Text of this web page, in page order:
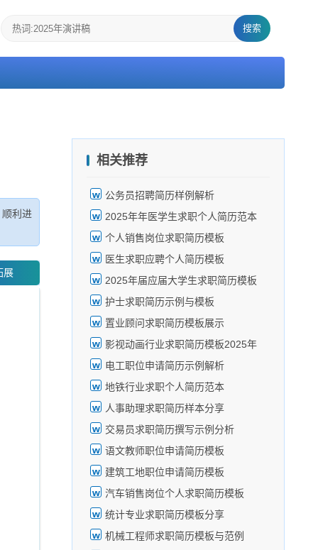
搜索
利进
展
相关推荐
公务员招聘简历样例解析
2025年年医学生求职个人简历范本
个人销售岗位求职简历模板
医生求职应聘个人简历模板
2025年届应届大学生求职简历模板
护士求职简历示例与模板
置业顾问求职简历模板展示
影视动画行业求职简历模板2025年
电工职位申请简历示例解析
地铁行业求职个人简历范本
人事助理求职简历样本分享
交易员求职简历撰写示例分析
语文教师职位申请简历模板
建筑工地职位申请简历模板
汽车销售岗位个人求职简历模板
统计专业求职简历模板分享
机械工程师求职简历模板与范例